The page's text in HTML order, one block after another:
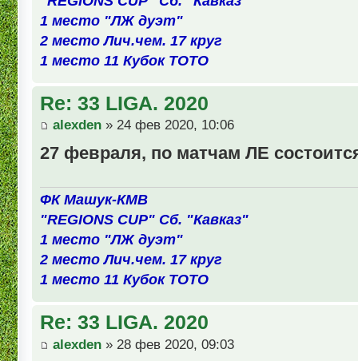
1 место "ЛЖ дуэт"
2 место Лич.чем. 17 круг
1 место 11 Кубок ТОТО
Re: 33 LIGA. 2020
alexden » 24 фев 2020, 10:06
27 февраля, по матчам ЛЕ
ФК Машук-КМВ
"REGIONS CUP" Сб. "Кавказ"
1 место "ЛЖ дуэт"
2 место Лич.чем. 17 круг
1 место 11 Кубок ТОТО
Re: 33 LIGA. 2020
alexden » 28 фев 2020, 09:03